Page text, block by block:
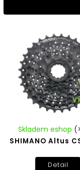
Abecedně
SHIMANO Altus
Skladem eshop
Detail